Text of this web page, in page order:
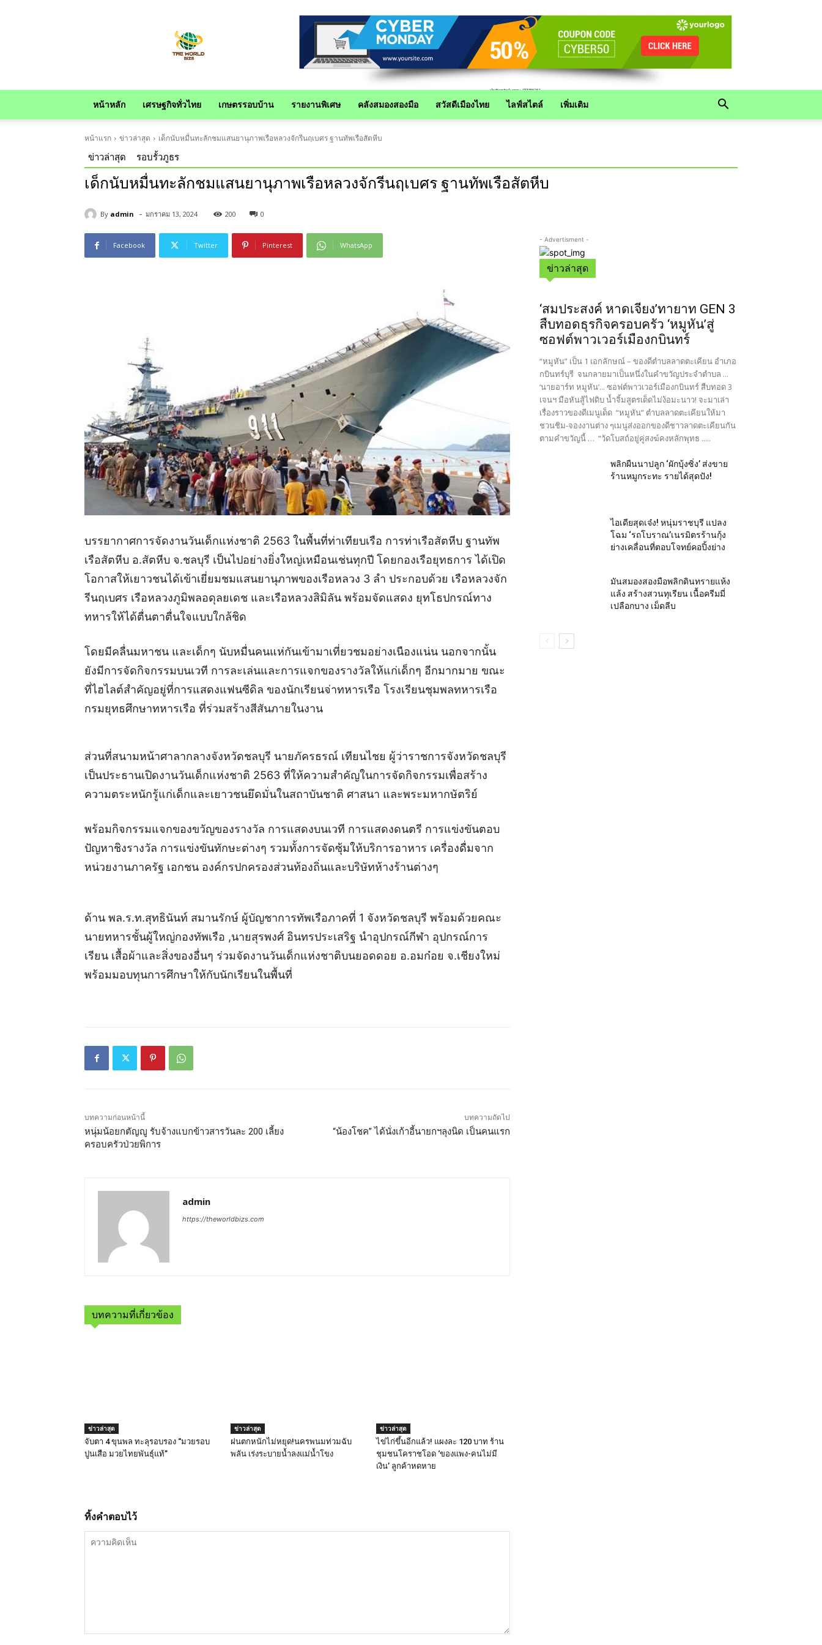
หน้าหลัก เศรษฐกิจทั่วไทย เกษตรรอบบ้าน รายงานพิเศษ คลังสมองสองมือ สวัสดีเมืองไทย ไลฟ์สไตล์ เพิ่มเติม
หน้าแรก ข่าวล่าสุด เด็กนับหมื่นทะลักชมแสนยานุภาพเรือหลวงจักรีนฤเบศร ฐานทัพเรือสัตหีบ
ข่าวล่าสุด รอบรั้วภูธร
เด็กนับหมื่นทะลักชมแสนยานุภาพเรือหลวงจักรีนฤเบศร ฐานทัพเรือสัตหีบ
By admin - มกราคม 13, 2024 200 0
Facebook Twitter Pinterest WhatsApp
บรรยากาศการจัดงานวันเด็กแห่งชาติ 2563 ในพื้นที่ท่าเทียบเรือ การท่าเรือสัตหีบ ฐานทัพ
เรือสัตหีบ อ.สัตหีบ จ.ชลบุรี เป็นไปอย่างยิ่งใหญ่เหมือนเช่นทุกปี โดยกองเรือยุทธการ ได้เปิด
โอกาสให้เยาวชนได้เข้าเยี่ยมชมแสนยานุภาพของเรือหลวง 3 ลำ ประกอบด้วย เรือหลวงจัก
รีนฤเบศร เรือหลวงภูมิพลอดุลยเดช และเรือหลวงสิมิลัน พร้อมจัดแสดง ยุทโธปกรณ์ทาง
ทหารให้ได้ตื่นตาตื่นใจแบบใกล้ชิด
โดยมีคลื่นมหาชน และเด็กๆ นับหมื่นคนแห่กันเข้ามาเที่ยวชมอย่างเนืองแน่น นอกจากนั้น
ยังมีการจัดกิจกรรมบนเวที การละเล่นและการแจกของรางวัลให้แก่เด็กๆ อีกมากมาย ขณะ
ที่ไฮไลต์สำคัญอยู่ที่การแสดงแฟนซีดิล ของนักเรียนจ่าทหารเรือ โรงเรียนชุมพลทหารเรือ
กรมยุทธศึกษาทหารเรือ ที่ร่วมสร้างสีสันภายในงาน
ส่วนที่สนามหน้าศาลากลางจังหวัดชลบุรี นายภัครธรณ์ เทียนไชย ผู้ว่าราชการจังหวัดชลบุรี
เป็นประธานเปิดงานวันเด็กแห่งชาติ 2563 ที่ให้ความสำคัญในการจัดกิจกรรมเพื่อสร้าง
ความตระหนักรู้แก่เด็กและเยาวชนยึดมั่นในสถาบันชาติ ศาสนา และพระมหากษัตริย์
พร้อมกิจกรรมแจกของขวัญของรางวัล การแสดงบนเวที การแสดงดนตรี การแข่งขันตอบ
ปัญหาชิงรางวัล การแข่งขันทักษะต่างๆ รวมทั้งการจัดซุ้มให้บริการอาหาร เครื่องดื่มจาก
หน่วยงานภาครัฐ เอกชน องค์กรปกครองส่วนท้องถิ่นและบริษัทห้างร้านต่างๆ
ด้าน พล.ร.ท.สุทธินันท์ สมานรักษ์ ผู้บัญชาการทัพเรือภาคที่ 1 จังหวัดชลบุรี พร้อมด้วยคณะ
นายทหารชั้นผู้ใหญ่กองทัพเรือ ,นายสุรพงศ์ อินทรประเสริฐ นำอุปกรณ์กีฬา อุปกรณ์การ
เรียน เสื้อผ้าและสิ่งของอื่นๆ ร่วมจัดงานวันเด็กแห่งชาติบนยอดดอย อ.อมก๋อย จ.เชียงใหม่
พร้อมมอบทุนการศึกษาให้กับนักเรียนในพื้นที่
บทความก่อนหน้านี้
หนุ่มน้อยกตัญญู รับจ้างแบกข้าวสารวันละ 200 เลี้ยง
ครอบครัวป่วยพิการ
บทความถัดไป
“น้องโชค” ได้นั่งเก้าอี้นายกฯลุงนิด เป็นคนแรก
admin
https://theworldbizs.com
บทความที่เกี่ยวข้อง
ข่าวล่าสุด
จับตา 4 ขุนพล ทะลุรอบรอง “มวยรอบ
ปูนเสือ มวยไทยพันธุ์แท้”
ข่าวล่าสุด
ฝนตกหนักไม่หยุด!นครพนมท่วมฉับ
พลัน เร่งระบายน้ำลงแม่น้ำโขง
ข่าวล่าสุด
ไข่ไก่ขึ้นอีกแล้ว! แผงละ 120 บาท ร้าน
ชุมชนโคราชโอด ‘ของแพง-คนไม่มี
เงิน’ ลูกค้าหดหาย
ทิ้งคำตอบไว้
- Advertisment -
ข่าวล่าสุด
‘สมประสงค์ หาดเจียง’ทายาท GEN 3
สืบทอดธุรกิจครอบครัว ‘หมูหัน’สู่
ซอฟต์พาวเวอร์เมืองกบินทร์
“หมูหัน” เป็น 1 เอกลักษณ์ – ของดีตำบลลาดตะเคียน อำเภอ
กบินทร์บุรี จนกลายมาเป็นหนึ่งในคำขวัญประจำตำบล ...
‘นายอาร์ท หมูหัน’... ซอฟต์พาวเวอร์เมืองกบินทร์ สืบทอด 3
เจนฯ มือหันสู้ไฟดิบ น้ำจิ้มสูตรเด็ดไม่ง้อมะนาว! จะมาเล่า
เรื่องราวของดีเมนูเด็ด “หมูหัน” ตำบลลาดตะเคียนให้มา
ชวนชิม-จองงานต่าง ๆเมนูส่งออกของดีชาวลาดตะเคียนกัน
ตามคำขวัญนี้ … “วัดโบสถ์อยู่คู่สงฆ์คงหลักพุทธ .....
พลิกผืนนาปลูก ‘ผักบุ้งซิ่ง’ ส่งขาย
ร้านหมูกระทะ รายได้สุดปัง!
ไอเดียสุดเจ๋ง! หนุ่มราชบุรี แปลง
โฉม ‘รถโบราณ’เนรมิตรร้านกุ้ง
ย่างเคลื่อนที่ตอบโจทย์คอปิ้งย่าง
มันสมองสองมือพลิกดินทรายแห้ง
แล้ง สร้างสวนทุเรียน เนื้อครีมมี่
เปลือกบาง เม็ดลีบ